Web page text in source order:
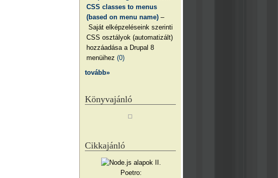
CSS classes to menus
(based on menu name) –
Saját elképzeléseink szerinti
CSS osztályok (automatizált)
hozzáadása a Drupal 8
menüihez(0)
tovább»
Könyvajánló
Cikkajánló
Poetro: